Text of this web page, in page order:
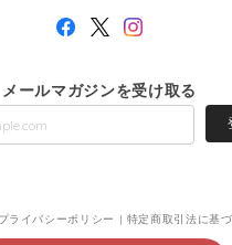
メールマガジンを受け取る
プライバシーポリシー | 特定商取引法に基